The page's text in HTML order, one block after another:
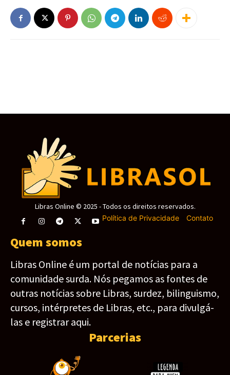
Este site usa cookies para garantir que você
obtenha a melhor experiência em nosso site.
Libras Online © 2025 - Todos os direitos reservados.
Política de Privacidade- Contato
Quem somos
Libras Online é um portal de notícias para a
comunidade surda. Nós pegamos as fontes de
outras notícias sobre Libras, surdez, bilinguismo,
cursos, intérpretes de Libras, etc., para divulgá-
las e registrar aqui.
Parcerias